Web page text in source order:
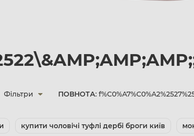
Фільтри ПОВНОТА:
купити чоловічі туфлі дербі броги київ